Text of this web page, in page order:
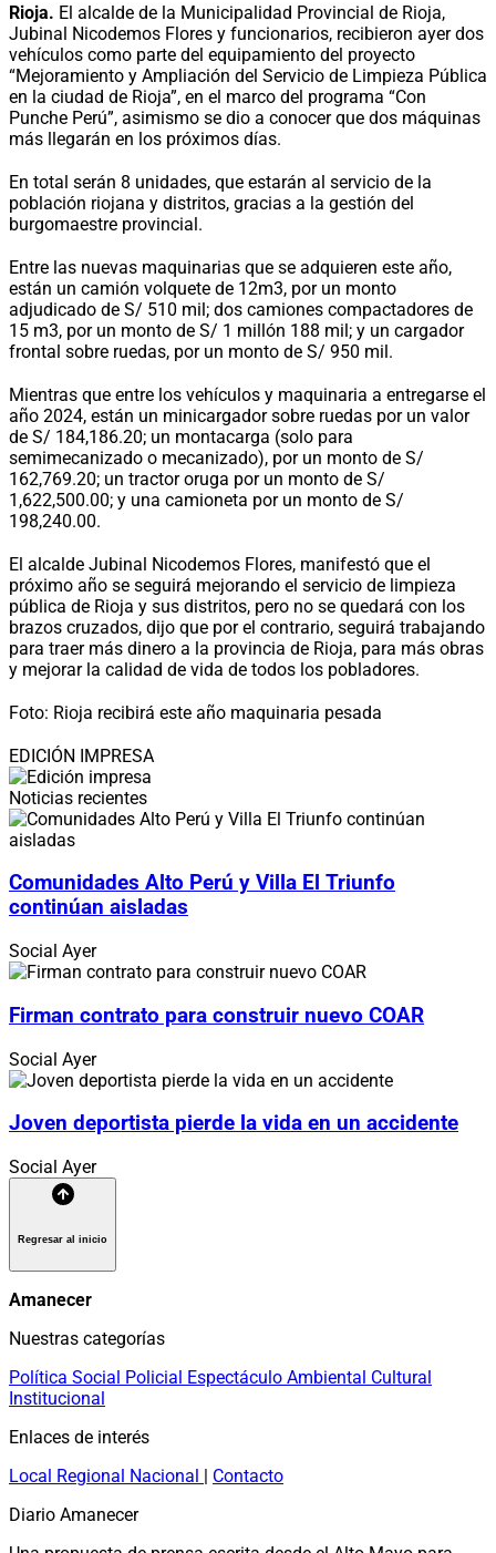
Rioja. El alcalde de la Municipalidad Provincial de Rioja,
Jubinal Nicodemos Flores y funcionarios, recibieron ayer dos
vehículos como parte del equipamiento del proyecto
“Mejoramiento y Ampliación del Servicio de Limpieza Pública
en la ciudad de Rioja”, en el marco del programa “Con
Punche Perú”, asimismo se dio a conocer que dos máquinas
más llegarán en los próximos días.
En total serán 8 unidades, que estarán al servicio de la
población riojana y distritos, gracias a la gestión del
burgomaestre provincial.
Entre las nuevas maquinarias que se adquieren este año,
están un camión volquete de 12m3, por un monto
adjudicado de S/ 510 mil; dos camiones compactadores de
15 m3, por un monto de S/ 1 millón 188 mil; y un cargador
frontal sobre ruedas, por un monto de S/ 950 mil.
Mientras que entre los vehículos y maquinaria a entregarse el
año 2024, están un minicargador sobre ruedas por un valor
de S/ 184,186.20; un montacarga (solo para
semimecanizado o mecanizado), por un monto de S/
162,769.20; un tractor oruga por un monto de S/
1,622,500.00; y una camioneta por un monto de S/
198,240.00.
El alcalde Jubinal Nicodemos Flores, manifestó que el
próximo año se seguirá mejorando el servicio de limpieza
pública de Rioja y sus distritos, pero no se quedará con los
brazos cruzados, dijo que por el contrario, seguirá trabajando
para traer más dinero a la provincia de Rioja, para más obras
y mejorar la calidad de vida de todos los pobladores.
Foto: Rioja recibirá este año maquinaria pesada
EDICIÓN IMPRESA
Noticias recientes
Comunidades Alto Perú y Villa El Triunfo
continúan aisladas
Social Ayer
Firman contrato para construir nuevo COAR
Social Ayer
Joven deportista pierde la vida en un accidente
Social Ayer
Regresar al inicio
Amanecer
Nuestras categorías
Política Social Policial Espectáculo Ambiental Cultural
Institucional
Enlaces de interés
Local Regional Nacional | Contacto
Diario Amanecer